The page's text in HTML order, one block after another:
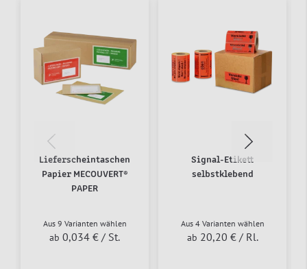
Lieferscheintaschen
Papier MECOUVERT®
PAPER
Aus 9 Varianten wählen
ab 0,034 € / St.
Signal-Etikett
selbstklebend
Aus 4 Varianten wählen
ab 20,20 € / Rl.